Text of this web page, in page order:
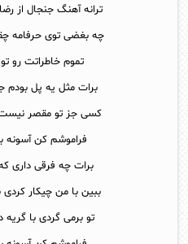
ترانه آهنگ جنجال از
چه بغضی توی حرفامه
تموم خاطراتت رو
برات مثل یه پل بودم
کسی جز تو مقصر نیست
فراموشم کن آسونه
برات چه فرقی داری
ببین با من چیکار
تو برمی گردی با